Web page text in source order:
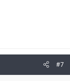
#7